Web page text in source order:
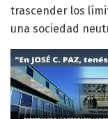
trascender los
una sociedad